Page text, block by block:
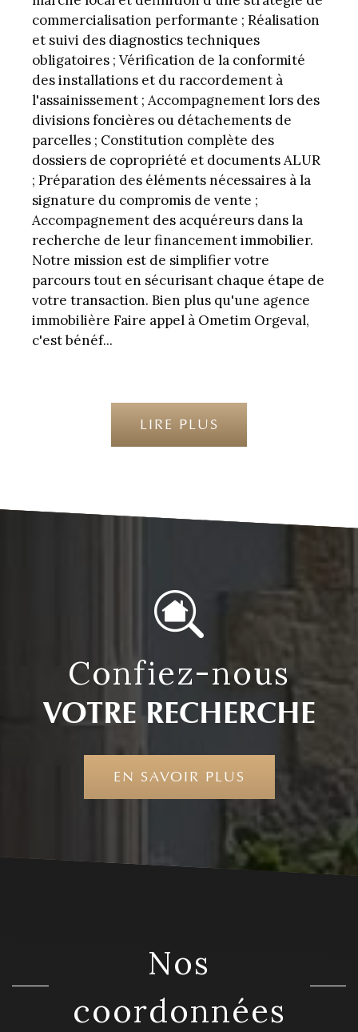
commercialisation performante ; Réalisation
et suivi des diagnostics techniques
obligatoires ; Vérification de la conformité
des installations et du raccordement à
l'assainissement ; Accompagnement lors des
divisions foncières ou détachements de
parcelles ; Constitution complète des
dossiers de copropriété et documents ALUR
; Préparation des éléments nécessaires à la
signature du compromis de vente ;
Accompagnement des acquéreurs dans la
recherche de leur financement immobilier.
Notre mission est de simplifier votre
parcours tout en sécurisant chaque étape de
votre transaction. Bien plus qu'une agence
immobilière Faire appel à Ometim Orgeval,
c'est bénéf...
LIRE PLUS
confiez-nous
VOTRE RECHERCHE
EN SAVOIR PLUS
nos
coordonnées